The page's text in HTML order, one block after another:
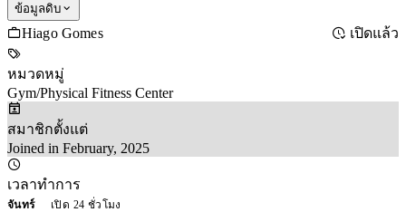
ข้อมูลดิบ
Hiago Gomes เปิดแล้ว
หมวดหมู่
Gym/Physical Fitness Center
สมาชิกตั้งแต่
Joined in February, 2025
เวลาทำการ
จันทร์
เปิด 24 ชั่วโมง